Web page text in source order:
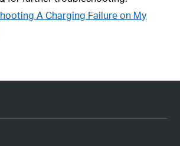
A Charging Failure on My